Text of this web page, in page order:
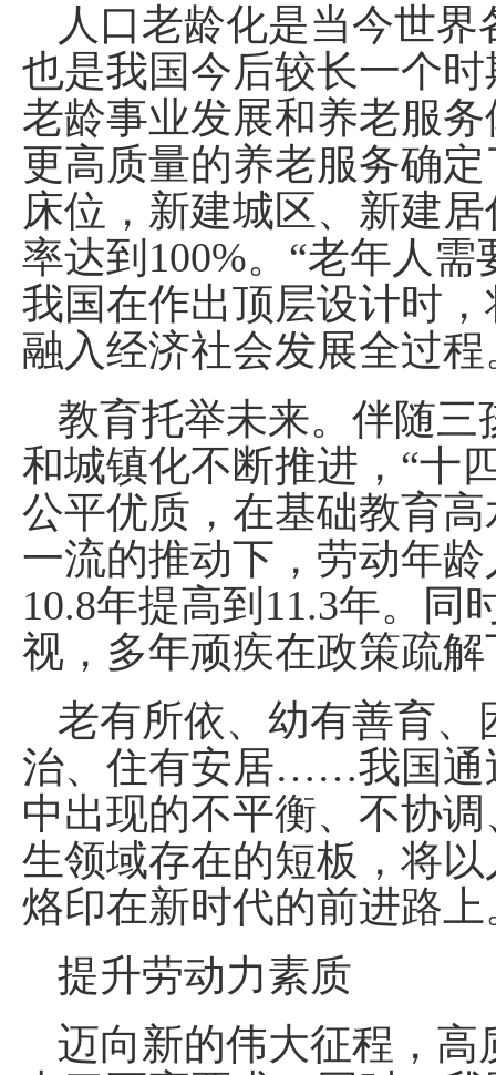
人口老龄化是当今世
也是我国今后较长一个
老龄事业发展和养老服
更高质量的养老服务确
床位，新建城区、新建
率达到100%。“老年人
我国在作出顶层设计时
融入经济社会发展全过程
教育托举未来。伴随
和城镇化不断推进，“十
公平优质，在基础教育
一流的推动下，劳动年
10.8年提高到11.3年。同
视，多年顽疾在政策疏
老有所依、幼有善育
治、住有安居……我国通
中出现的不平衡、不协
生领域存在的短板，将
烙印在新时代的前进路上
提升劳动力素质
迈向新的伟大征程，